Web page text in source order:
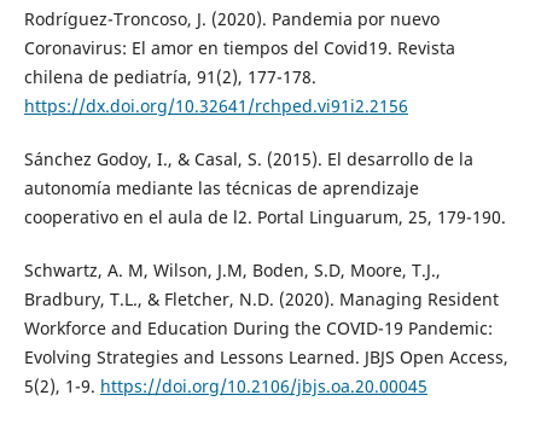
Rodríguez-Troncoso, J. (2020). Pandemia por nuevo
Coronavirus: El amor en tiempos del Covid19. Revista
chilena de pediatría, 91(2), 177-178.
https://dx.doi.org/10.32641/rchped.vi91i2.2156
Sánchez Godoy, I., & Casal, S. (2015). El desarrollo de la
autonomía mediante las técnicas de aprendizaje
cooperativo en el aula de l2. Portal Linguarum, 25, 179-190.
Schwartz, A. M, Wilson, J.M, Boden, S.D, Moore, T.J.,
Bradbury, T.L., & Fletcher, N.D. (2020). Managing Resident
Workforce and Education During the COVID-19 Pandemic:
Evolving Strategies and Lessons Learned. JBJS Open Access,
5(2), 1-9. https://doi.org/10.2106/jbjs.oa.20.00045